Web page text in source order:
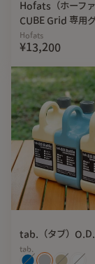
Hofats（ホーファ
CUBE Grid 専用
Hofats
¥13,200
tab.（タブ）
tab.